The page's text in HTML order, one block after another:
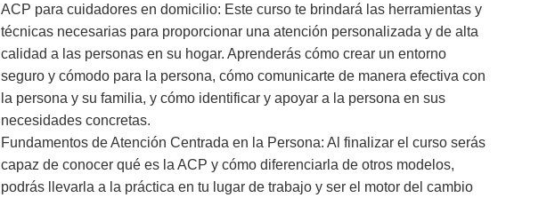
ACP para cuidadores en domicilio: Este curso te brindará las herramientas y
técnicas necesarias para proporcionar una atención personalizada y de alta
calidad a las personas en su hogar. Aprenderás cómo crear un entorno
seguro y cómodo para la persona, cómo comunicarte de manera efectiva con
la persona y su familia, y cómo identificar y apoyar a la persona en sus
necesidades concretas.
Fundamentos de Atención Centrada en la Persona: Al finalizar el curso serás
capaz de conocer qué es la ACP y cómo diferenciarla de otros modelos,
podrás llevarla a la práctica en tu lugar de trabajo y ser el motor del cambio